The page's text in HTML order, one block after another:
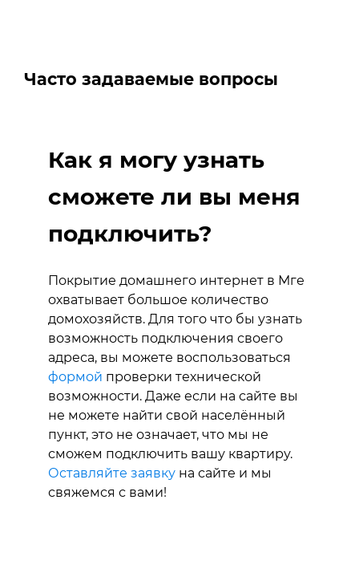
Часто задаваемые вопросы
Как я могу узнать
сможете ли вы меня
подключить?
Покрытие домашнего интернет в Мге
охватывает большое количество
домохозяйств. Для того что бы узнать
возможность подключения своего
адреса, вы можете воспользоваться
формой проверки технической
возможности. Даже если на сайте вы
не можете найти свой населённый
пункт, это не означает, что мы не
сможем подключить вашу квартиру.
Оставляйте заявкуна сайте и мы
свяжемся с вами!